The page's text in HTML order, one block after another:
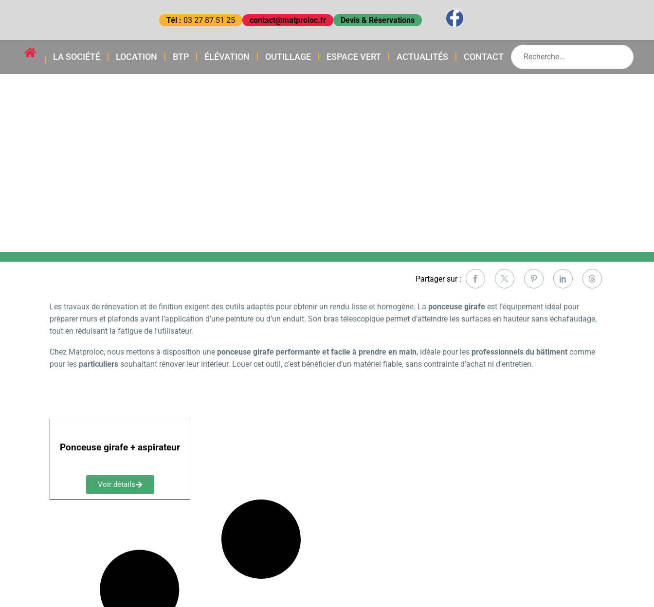
Tél : 03 27 87 51 25 contact@matproloc.fr Devis & Réservations
LA SOCIÉTÉ LOCATION BTP ÉLÉVATION OUTILLAGE ESPACE VERT ACTUALITÉS CONTACT
Partager sur :
Les travaux de rénovation et de finition exigent des outils adaptés pour obtenir un rendu lisse et homogène. La ponceuse girafe est l’équipement idéal pour
préparer murs et plafonds avant l’application d’une peinture ou d’un enduit. Son bras télescopique permet d’atteindre les surfaces en hauteur sans échafaudage,
tout en réduisant la fatigue de l’utilisateur.
Chez Matproloc, nous mettons à disposition une ponceuse girafe performante et facile à prendre en main, idéale pour les professionnels du bâtiment comme
pour les particuliers souhaitant rénover leur intérieur. Louer cet outil, c’est bénéficier d’un matériel fiable, sans contrainte d’achat ni d’entretien.
Ponceuse girafe + aspirateur
Voir détails